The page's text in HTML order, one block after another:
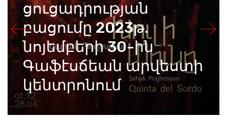
ցուցադրության
բացումը 2023թ.
նոյեմբերի 30-ին
Գաֆէսճեան արվեստի
կենտրոնում